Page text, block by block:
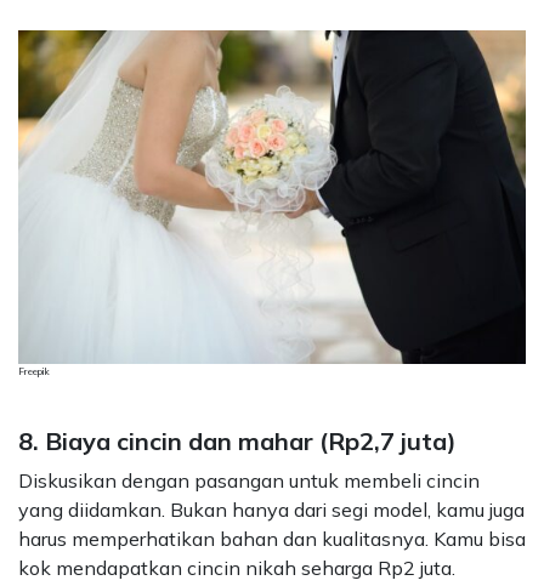
Freepik
8. Biaya cincin dan mahar (Rp2,7 juta)
Diskusikan dengan pasangan untuk membeli cincin
yang diidamkan. Bukan hanya dari segi model, kamu juga
harus memperhatikan bahan dan kualitasnya. Kamu bisa
kok mendapatkan cincin nikah seharga Rp2 juta.